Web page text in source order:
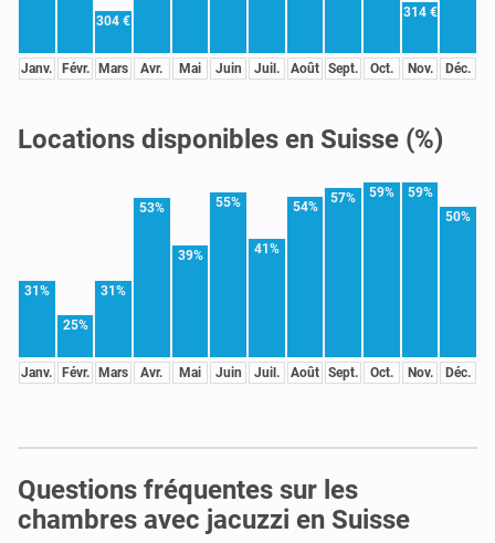
Janv. Févr.
304 €
Mars Avr. Mai Juin Juil. Août Sept. Oct.
314 €
Nov. Déc.
Locations disponibles en Suisse (%)
31%
Janv.
25%
Févr.
31%
Mars
53%
Avr.
39%
Mai
55%
Juin
41%
Juil.
54%
Août
57%
Sept.
59%
Oct.
59%
Nov.
50%
Déc.
Questions fréquentes sur les
chambres avec jacuzzi en Suisse